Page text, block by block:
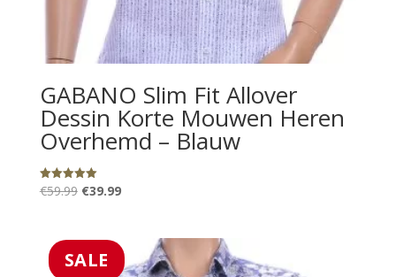
GABANO Slim Fit Allover
Dessin Korte Mouwen Heren
Overhemd – Blauw
Gewaardeerd
5.00
€59.99 Oorspronkelijke
€59.99.
€39.99Huidige
€39.99.
SALE